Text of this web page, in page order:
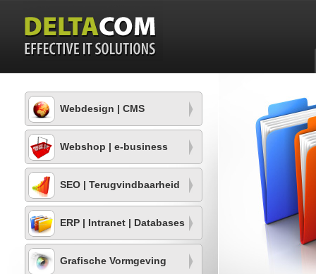
Webdesign | CMS
Webshop | e-business
SEO | Terugvindbaarheid
ERP | Intranet | Databases
Grafische Vormgeving